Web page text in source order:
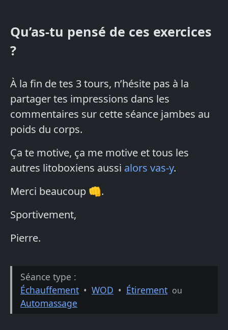
Qu’as-tu pensé de ces exercices
?
À la fin de tes 3 tours, n’hésite pas à la
partager tes impressions dans les
commentaires sur cette séance jambes au
poids du corps.
Ça te motive, ça me motive et tous les
autres litoboxiens aussi alors vas-y.
Merci beaucoup 👊.
Sportivement,
Pierre.
Séance type :
Échauffement • WOD • Étirement ou
Automassage